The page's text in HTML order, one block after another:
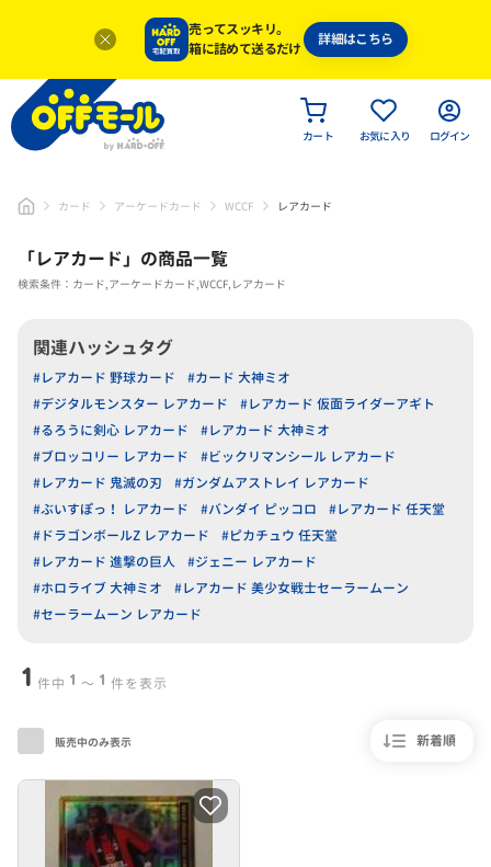
売ってスッキリ。
箱に詰めて送るだけ
詳細はこちら
カート お気に入り ログイン
カード アーケードカード WCCF レアカード
「レアカード」 の商品一覧
検索条件：カード,アーケードカード,WCCF,レアカード
関連ハッシュタグ
#レアカード 野球カード
#カード 大神ミオ
#デジタルモンスター レアカード
#レアカード 仮面ライダーアギト
#るろうに剣心 レアカード
#レアカード 大神ミオ
#ブロッコリー レアカード
#ビックリマンシール レアカード
#レアカード 鬼滅の刃
#ガンダムアストレイ レアカード
#ぶいすぽっ！ レアカード
#バンダイ ピッコロ
#レアカード 任天堂
#ドラゴンボールZ レアカード
#ピカチュウ 任天堂
#レアカード 進撃の巨人
#ジェニー レアカード
#ホロライブ 大神ミオ
#レアカード 美少女戦士セーラームーン
#セーラームーン レアカード
1 件中 1 〜 1 件を表示
新着順
販売中のみ表示